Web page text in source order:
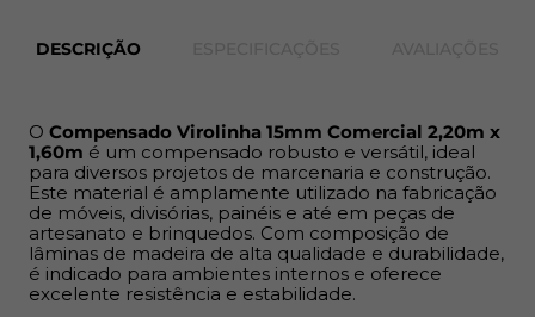
sobrepostas alternadamente e fixadas com cola
ureia-formol com adição de imunizante, prensadas
homogênea e outra com leves variações de
coloração
Benefícios
- Alta estabilidade dimensional, o que reduz a
possibilidade de retração e deformação
DESCRIÇÃO
O Compensado Virolinha 15mm Comercial 2,20m x
1,60m é um compensado robusto e versátil, ideal
para diversos projetos de marcenaria e construção.
Este material é amplamente utilizado na fabricação
de móveis, divisórias, painéis e até em peças de
artesanato e brinquedos. Com composição de
lâminas de madeira de alta qualidade e durabilidade,
é indicado para ambientes internos e oferece
excelente resistência e estabilidade.